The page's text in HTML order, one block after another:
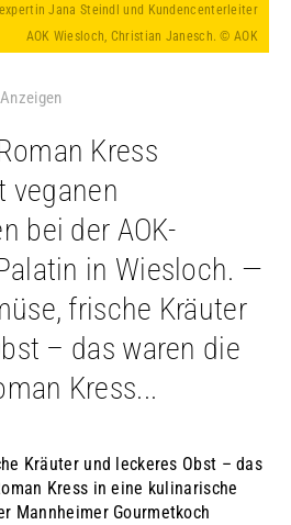
Jana Steindl und Kundencenterleiter
AOK Wiesloch, Christian Janesch. © AOK
Anzeigen
Kress
veganen
bei der AOK-
in Wiesloch. —
frische Kräuter
– das waren die
Kress...
Kräuter und leckeres Obst – das
Kress in eine kulinarische
Mannheimer Gourmetkoch